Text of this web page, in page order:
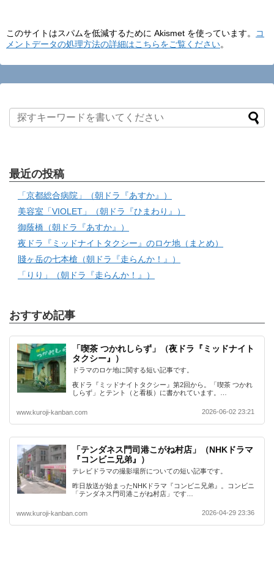
このサイトはスパムを低減するために Akismet を使っています。
コ
メントデータの処理方法の詳細はこちらをご覧ください。
最近の投稿
「京都総合病院」（朝ドラ『あすか』）
美容室「VIOLET」（朝ドラ『ひまわり』）
御蔭橋（朝ドラ『あすか』）
夜ドラ『ミッドナイトタクシー』のロケ地（まとめ）
賤ヶ岳の七本槍（朝ドラ『走らんか！』）
「りり」（朝ドラ『走らんか！』）
おすすめ記事
「喫茶 つかれしらず」（夜ドラ『ミッドナイト
タクシー』）
ドラマのロケ地に関する短い記事です。
夜ドラ『ミッドナイトタクシー』第2回から。「喫茶 つかれ
しらず」とテント（と看板）に書かれています。…
www.kuroji-kanban.com 2026-06-02 23:21
「テンダネス門司港こがね村店」（NHKドラマ
『コンビニ兄弟』）
テレビドラマの撮影場所についての短い記事です。
昨日放送が始まったNHKドラマ『コンビニ兄弟』。コンビニ
「テンダネス門司港こがね村店」です…
www.kuroji-kanban.com 2026-04-29 23:36